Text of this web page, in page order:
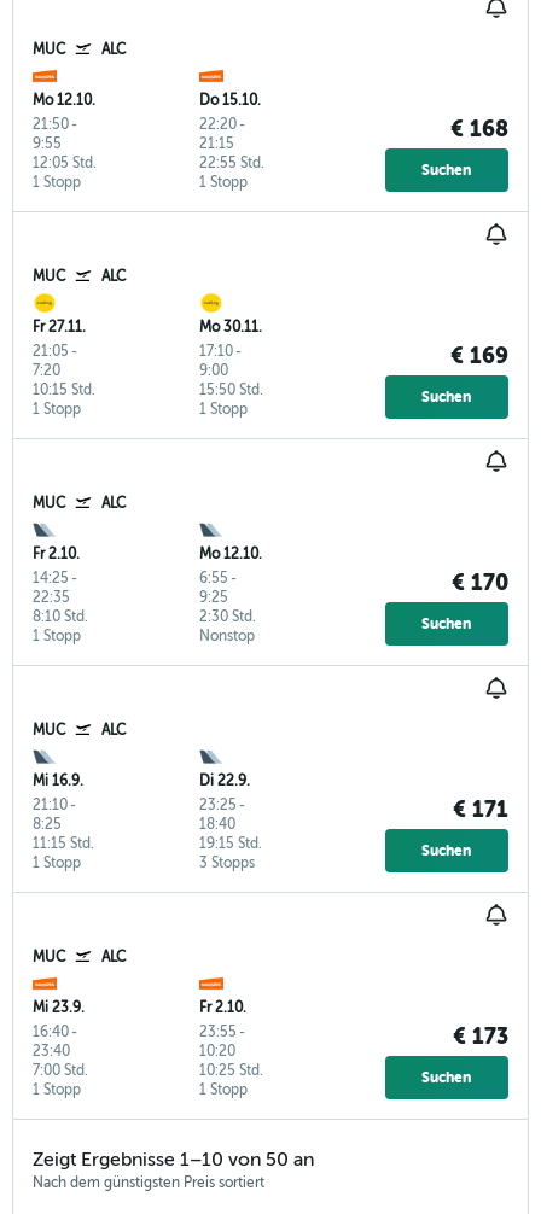
MUC ALC
Mo 12.10.
21:50-
9:55
1 Stopp
12:05 Std.
Do 15.10.
22:20-
21:15
1 Stopp
22:55 Std.
€ 168
Suchen
MUC ALC
Fr 27.11.
21:05 -
7:20
1 Stopp
10:15 Std.
Mo 30.11.
17:10-
9:00
1 Stopp
15:50 Std.
€ 169
Suchen
MUC ALC
Fr 2.10.
14:25 -
22:35
1 Stopp
8:10 Std.
Mo 12.10.
6:55 -
9:25
Nonstop
2:30 Std.
€ 170
Suchen
MUC ALC
Mi 16.9.
21:10-
8:25
1 Stopp
11:15 Std.
Di 22.9.
23:25 -
18:40
3 Stopps
19:15 Std.
€ 171
Suchen
MUC ALC
Mi 23.9.
16:40-
23:40
1 Stopp
7:00 Std.
Fr 2.10.
23:55 -
10:20
1 Stopp
10:25 Std.
€ 173
Suchen
Zeigt Ergebnisse 1–10 von 50 an
Nach dem günstigsten Preis sortiert